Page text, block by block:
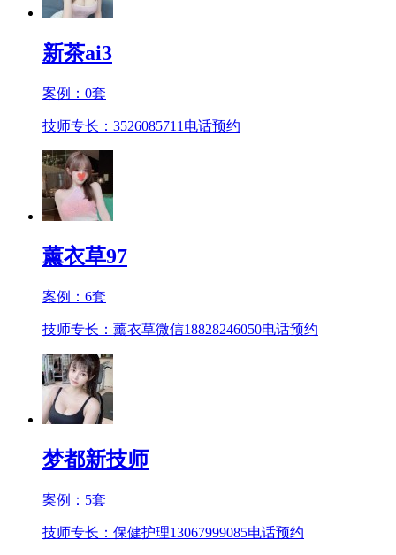
新茶ai3
案例： 0套
技师专长：3526085711 电话预约
薰衣草97
案例： 6套
技师专长：薰衣草微信18828246050电话预约
梦都新技师
案例： 5套
技师专长：保健护理13067999085电话预约